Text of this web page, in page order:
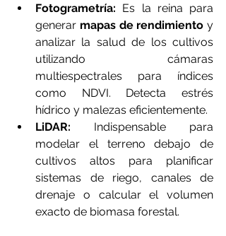
Fotogrametría: Es la reina para
generar mapas de rendimiento y
analizar la salud de los cultivos
utilizando cámaras
multiespectrales para índices
como NDVI. Detecta estrés
hídrico y malezas eficientemente.
LiDAR: Indispensable para
modelar el terreno debajo de
cultivos altos para planificar
sistemas de riego, canales de
drenaje o calcular el volumen
exacto de biomasa forestal.